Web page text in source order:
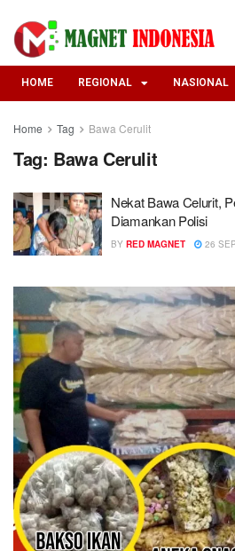
HOME REGIONAL NASIONAL
Home Tag Bawa Cerulit
Tag: Bawa Cerulit
Nekat Bawa Celurit,
Diamankan Polisi
BY RED MAGNET 26